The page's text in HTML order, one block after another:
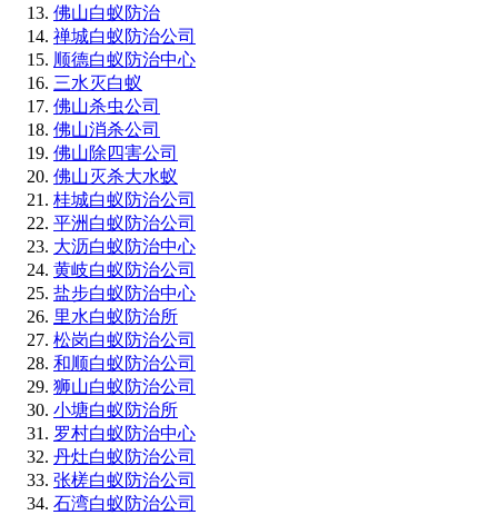
佛山白蚁防治
禅城白蚁防治公司
顺德白蚁防治中心
三水灭白蚁
佛山杀虫公司
佛山消杀公司
佛山除四害公司
佛山灭杀大水蚁
桂城白蚁防治公司
平洲白蚁防治公司
大沥白蚁防治中心
黄岐白蚁防治公司
盐步白蚁防治中心
里水白蚁防治所
松岗白蚁防治公司
和顺白蚁防治公司
狮山白蚁防治公司
小塘白蚁防治所
罗村白蚁防治中心
丹灶白蚁防治公司
张槎白蚁防治公司
石湾白蚁防治公司